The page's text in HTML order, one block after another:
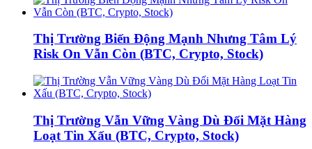
Thị Trường Biến Động Mạnh Nhưng Tâm Lý
Risk On Vẫn Còn (BTC, Crypto, Stock)
Thị Trường Vẫn Vững Vàng Dù Đối Mặt Hàng
Loạt Tin Xấu (BTC, Crypto, Stock)